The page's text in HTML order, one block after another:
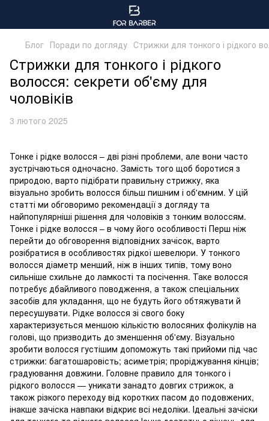
Блог Поради по догляду Стрижки для тонкого і рідкого
Стрижки для тонкого і рідкого
волосся: секрети об'єму для
чоловіків
3 лютого 2025
Тонке і рідке волосся – дві різні проблеми, але вони часто
зустрічаються одночасно. Замість того щоб боротися з
природою, варто підібрати правильну стрижку, яка
візуально зробить волосся більш пишним і об'ємним. У цій
статті ми обговоримо рекомендації з догляду та
найпопулярніші рішення для чоловіків з тонким волоссям.
Тонке і рідке волосся – в чому його особливості Перш ніж
перейти до обговорення відповідних зачісок, варто
розібратися в особливостях рідкої шевелюри. У тонкого
волосся діаметр менший, ніж в інших типів, тому воно
сильніше схильне до ламкості та посічення. Таке волосся
потребує дбайливого поводження, а також спеціальних
засобів для укладання, що не будуть його обтяжувати й
пересушувати. Рідке волосся зі свого боку
характеризується меншою кількістю волосяних фолікулів на
голові, що призводить до зменшення об'єму. Візуально
зробити волосся густішим допоможуть такі прийоми під час
стрижки: багатошаровість; асиметрія; проріджування кінців;
градуювання довжини. Головне правило для тонкого і
рідкого волосся — уникати занадто довгих стрижок, а
також різкого переходу від коротких пасом до подовжених,
інакше зачіска навпаки відкриє всі недоліки. Ідеальні зачіски